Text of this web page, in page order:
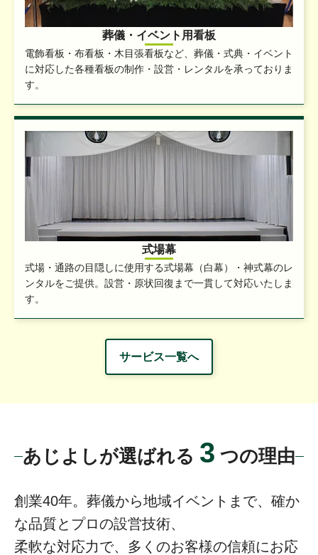
葬儀・イベント用看板
電飾看板・布看板・木目張看板など、葬儀・式典・イベント
に対応した各種看板の制作・設営・レンタルを承っておりま
す。
式場幕
式場・通路の目隠しに使用する式場幕（白幕）・神式幕のレ
ンタルをご提供。設営・原状回復まで一貫して対応いたしま
す。
サービス一覧へ
あじよしが選ばれる 3 つの理由
創業40年。葬儀から地域イベントまで、確か
な品質とプロの設営技術、
柔軟な対応力で、多くのお客様の信頼にお応